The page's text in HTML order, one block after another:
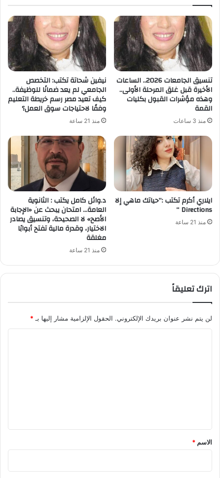
تنسيق الجامعات 2026.. الساعات
الأخيرة قبل غلق المرحلة الأولى..
وهذه مؤشرات القبول بكليات
القمة
منذ 3 ساعات
نيفين شحاتة تكتب: التخصص
الجامعي لم يعد ضمانًا للوظيفة..
كيف تعيد مصر رسم خريطة التعليم
وفقًا لاحتياجات سوق العمل؟
منذ 21 ساعة
ايلاري أكرم تكتب :”حياتك ماهي إلا
Directions “
منذ 21 ساعة
د.وائل كامل يكتب : الثانوية
العامة… امتحان يبحث عن «الإجابة
الأصح» لا الصحيحة، وتنسيق يصادر
الاختيار، وقدرة مالية تفتح أبوابًا
مغلقة
منذ 21 ساعة
اترك تعليقاً
لن يتم نشر عنوان بريدك الإلكتروني. الحقول الإلزامية مشار إليها بـ *
*
الاسم *